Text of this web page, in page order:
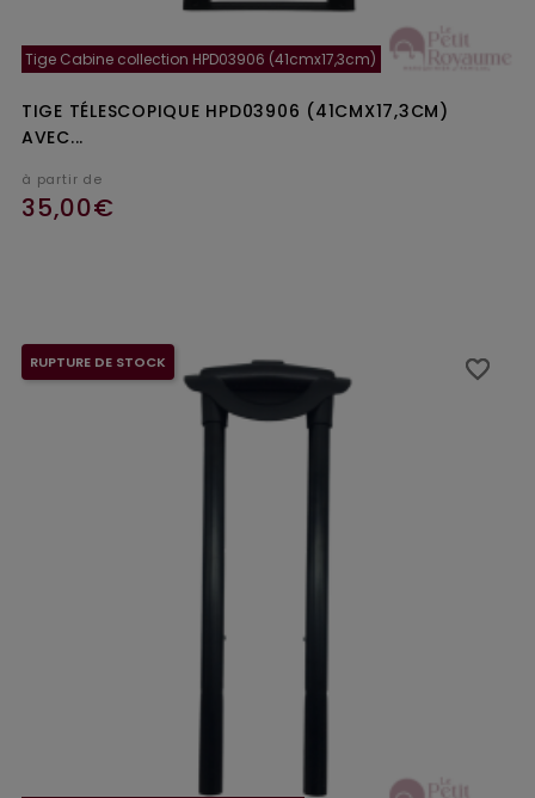
Tige Cabine collection HPD03906 (41cmx17,3cm)
TIGE TÉLESCOPIQUE HPD03906 (41CMX17,3CM)
AVEC...
à partir de
35,00€
RUPTURE DE STOCK favorite_border
favorite_border